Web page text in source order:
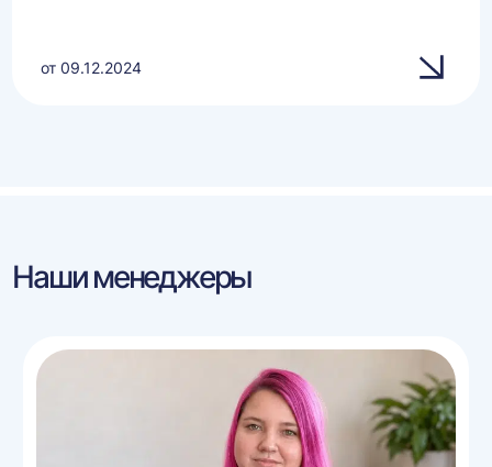
от 09.12.2024
Наши менеджеры